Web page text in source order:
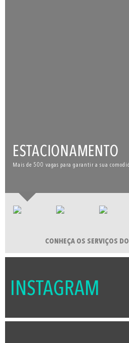
ESTACIONAMENTO
Mais de 500 vagas para garantir a sua
CONHEÇA OS SERVIÇOS
INSTAGRAM